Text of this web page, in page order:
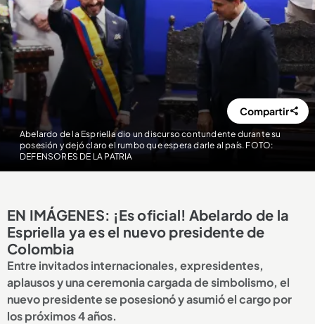
Abelardo de la Espriella dio un discurso contundente durante su
posesión y dejó claro el rumbo que espera darle al país. FOTO:
DEFENSORES DE LA PATRIA
Compartir
EN IMÁGENES: ¡Es oficial! Abelardo de la
Espriella ya es el nuevo presidente de
Colombia
Entre invitados internacionales, expresidentes,
aplausos y una ceremonia cargada de simbolismo, el
nuevo presidente se posesionó y asumió el cargo por
los próximos 4 años.